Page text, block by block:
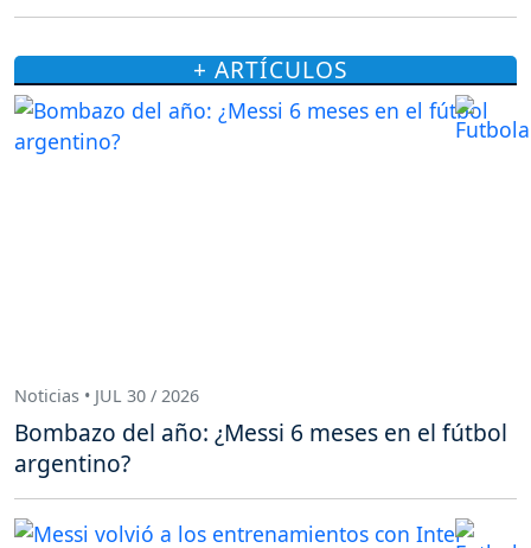
+ ARTÍCULOS
Noticias • JUL 30 / 2026
Bombazo del año: ¿Messi 6 meses en el fútbol
argentino?